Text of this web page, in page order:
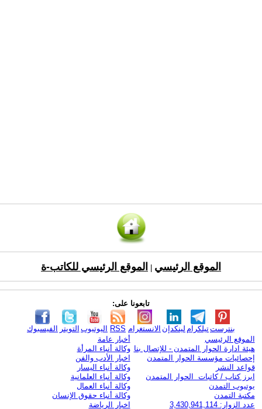
الموقع الرئيسي الموقع الرئيسي للكاتب-ة
تابعونا على:
الفيسبوك التويتر اليوتيوب RSS الانستغرام لينكدإن تيلكرامبنترست
الموقع الرئيسي
هيئة ادارة الحوار المتمدن - للإتصال بنا
إحصائيات مؤسسة الحوار المتمدن
قواعد النشر
ابرز كتاب / كاتبات الحوار المتمدن
يوتيوب التمدن
مكتبة التمدن
عدد الزوار: 3,430,941,114
أخبار عامة
وكالة أنباء المرأة
اخبار الأدب والفن
وكالة أنباء اليسار
وكالة أنباء العلمانية
وكالة أنباء العمال
وكالة أنباء حقوق الإنسان
اخبار الرياضة